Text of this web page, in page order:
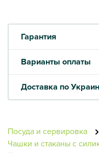
Гарантия
Варианты оплаты
Доставка по
Посуда и сервировка
Чашки и стаканы с